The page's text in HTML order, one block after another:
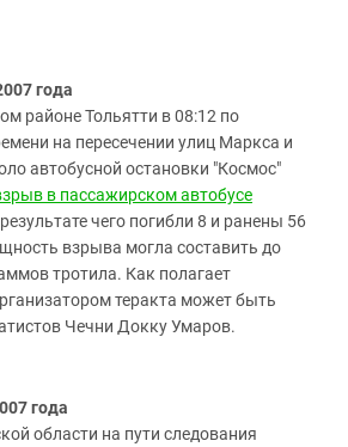
года
районе Тольятти в 08:12 по
на пересечении улиц Маркса и
автобусной остановки "Космос"
в пассажирском автобусе
чего погибли 8 и ранены 56
взрыва могла составить до
тротила. Как полагает
теракта может быть
Чечни Докку Умаров.
года
области на пути следования